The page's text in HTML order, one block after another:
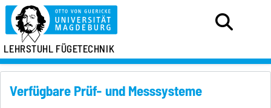
LEHRSTUHL FÜGETECHNIK
Verfügbare Prüf- und Messsysteme